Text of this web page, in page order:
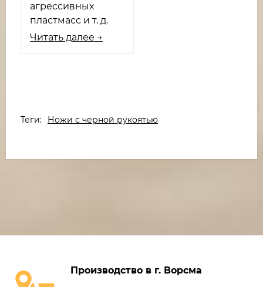
агрессивных
пластмасс и т. д.
Читать далее →
Теги: Ножи с черной рукоятью
Производство в г. Ворсма